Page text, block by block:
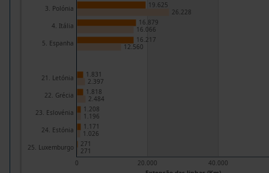
0 20.000 40.000
3. Polónia
4. Itália
5. Espanha
21. Letónia
22. Grécia
23. Eslovénia
24. Estónia
25. Luxemburgo
19.625
16.879
16.217
1.831
1.818
1.208
1.171
271
26.228
16.066
12.560
2.397
2.484
1.196
1.026
271